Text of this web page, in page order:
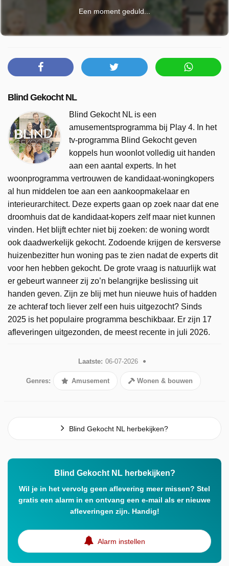
Een moment geduld...
Blind Gekocht NL
Blind Gekocht NL is een
amusementsprogramma bij Play 4. In het
tv-programma Blind Gekocht geven
koppels hun woonlot volledig uit handen
aan een aantal experts. In het
woonprogramma vertrouwen de kandidaat-woningkopers
al hun middelen toe aan een aankoopmakelaar en
interieurarchitect. Deze experts gaan op zoek naar dat ene
droomhuis dat de kandidaat-kopers zelf maar niet kunnen
vinden. Het blijft echter niet bij zoeken: de woning wordt
ook daadwerkelijk gekocht. Zodoende krijgen de kersverse
huizenbezitter hun woning pas te zien nadat de experts dit
voor hen hebben gekocht. De grote vraag is natuurlijk wat
er gebeurt wanneer zij zo’n belangrijke beslissing uit
handen geven. Zijn ze blij met hun nieuwe huis of hadden
ze achteraf toch liever zelf een huis uitgezocht? Sinds
2025 is het populaire programma beschikbaar. Er zijn 17
afleveringen uitgezonden, de meest recente in juli 2026.
Laatste: 06-07-2026
Genres: Amusement Wonen & bouwen
Blind Gekocht NL herbekijken?
Blind Gekocht NL herbekijken?
Wil je in het vervolg geen aflevering meer missen? Stel
gratis een alarm in en ontvang een e-mail als er nieuwe
afleveringen zijn. Handig!
Alarm instellen